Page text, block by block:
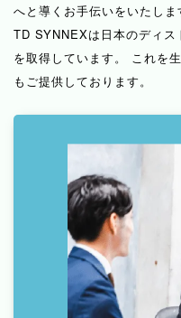
利用企業の声
創業間もないスター
ースで迅速にプロダ
能改善のサイクルを
の時に着目したのが
プリケーション開発
困難なことであると
Container Apps や
専門的な知識なしで
けました。 PaaS
に開発に集中できる
へと導くお手伝いをいたしま
TD SYNNEXは日本のディ
を取得しています。
これを
もご提供しております。